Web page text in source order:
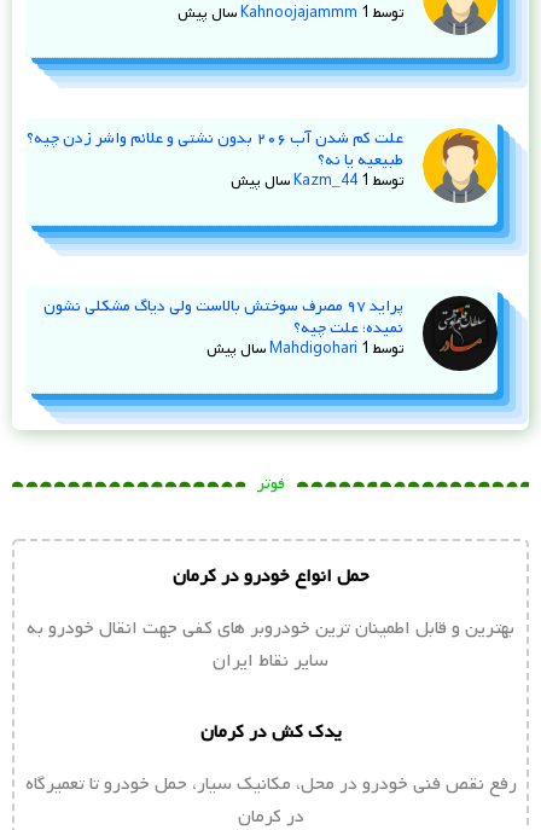
توسط Kahnoojajammm 1 سال پیش
علت کم شدن آب ۲۰۶ بدون نشتی و علائم واشر زدن چیه؟
طبیعیه یا نه؟
توسط Kazm_44 1 سال پیش
پراید ۹۷ مصرف سوختش بالاست ولی دیاگ مشکلی نشون
نمیده؛ علت چیه؟
توسط Mahdigohari 1 سال پیش
فوتر
حمل انواع خودرو در کرمان
بهترین و قابل اطمینان ترین خودروبر های کفی جهت انقال خودرو به
سایر نقاط ایران
یدک کش در کرمان
رفع نقص فنی خودرو در محل، مکانیک سیار، حمل خودرو تا تعمیرگاه
در کرمان